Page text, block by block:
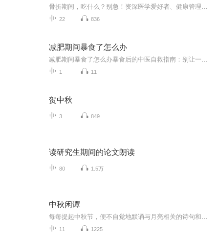
22 836
减肥期间暴食了怎么办
1 11
贺中秋
3 849
读研究生期间的论文朗读
80 1.5万
中秋闲谭
11 1225